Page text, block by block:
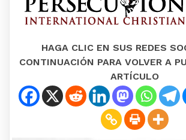
HAGA CLIC EN SUS REDES
CONTINUACIÓN PARA VOLVER A
ARTÍCULO